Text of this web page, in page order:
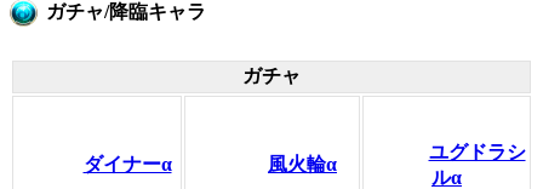
ガチャ/降臨キャラ
ガチャ
ダイナーα 風火輪α
ユグドラシ
ルα